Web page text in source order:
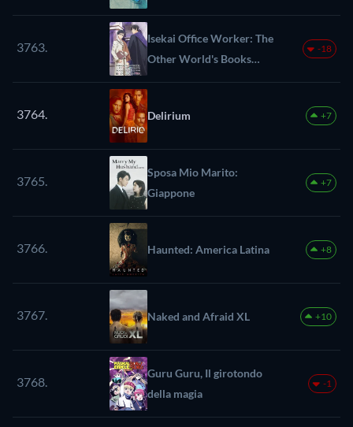
3763.
Isekai Office Worker: The
Other World's Books
Depend on the Bean
-18
3764. Delirium +7
3765.
Sposa Mio Marito:
Giappone
+7
3766. Haunted: America Latina +8
3767. Naked and Afraid XL +10
3768.
Guru Guru, Il girotondo
della magia
-1